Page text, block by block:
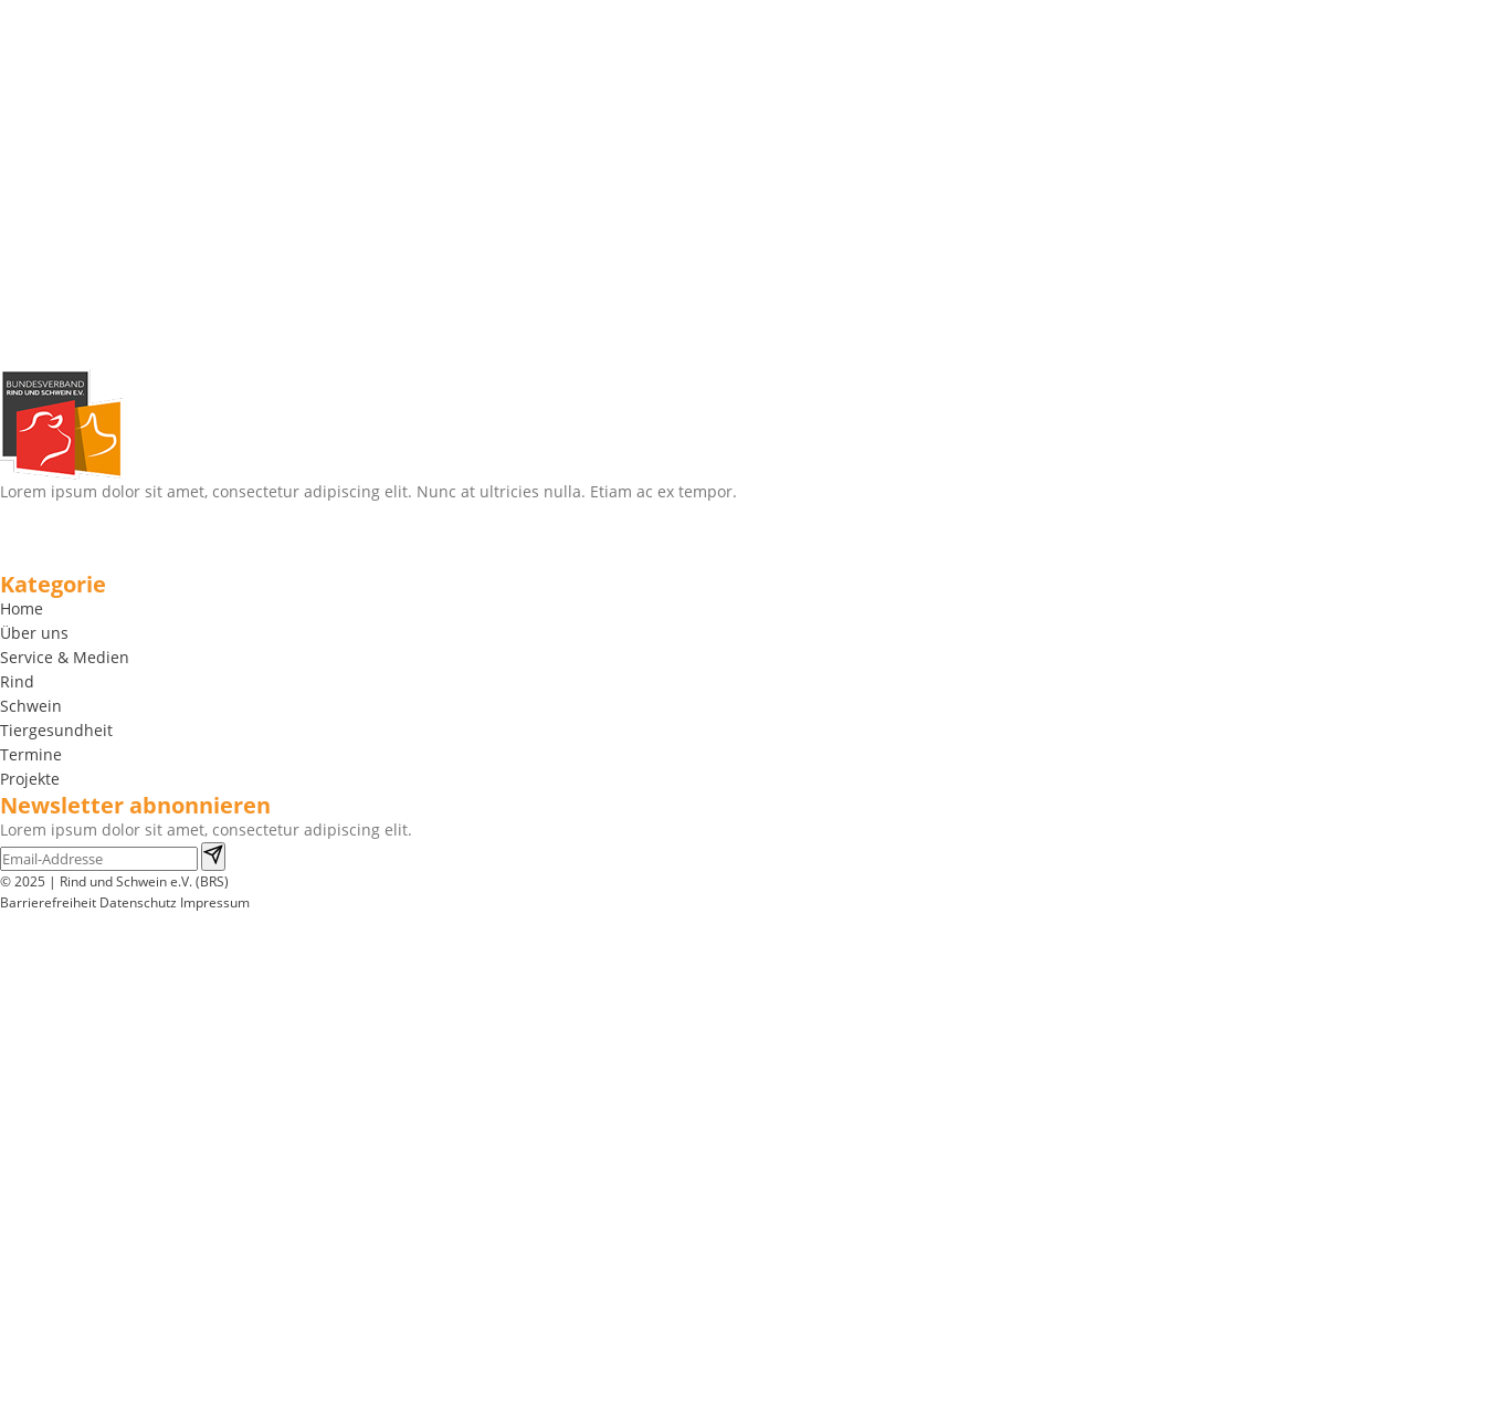
Lorem ipsum dolor sit amet, consectetur adipiscing elit. Nunc at ultricies nulla. Etiam ac ex tempor.
Kategorie
Home
Über uns
Service & Medien
Rind
Schwein
Tiergesundheit
Termine
Projekte
Newsletter abnonnieren
Lorem ipsum dolor sit amet, consectetur adipiscing elit.
© 2025 | Rind und Schwein e.V. (BRS)
Barrierefreiheit Datenschutz Impressum